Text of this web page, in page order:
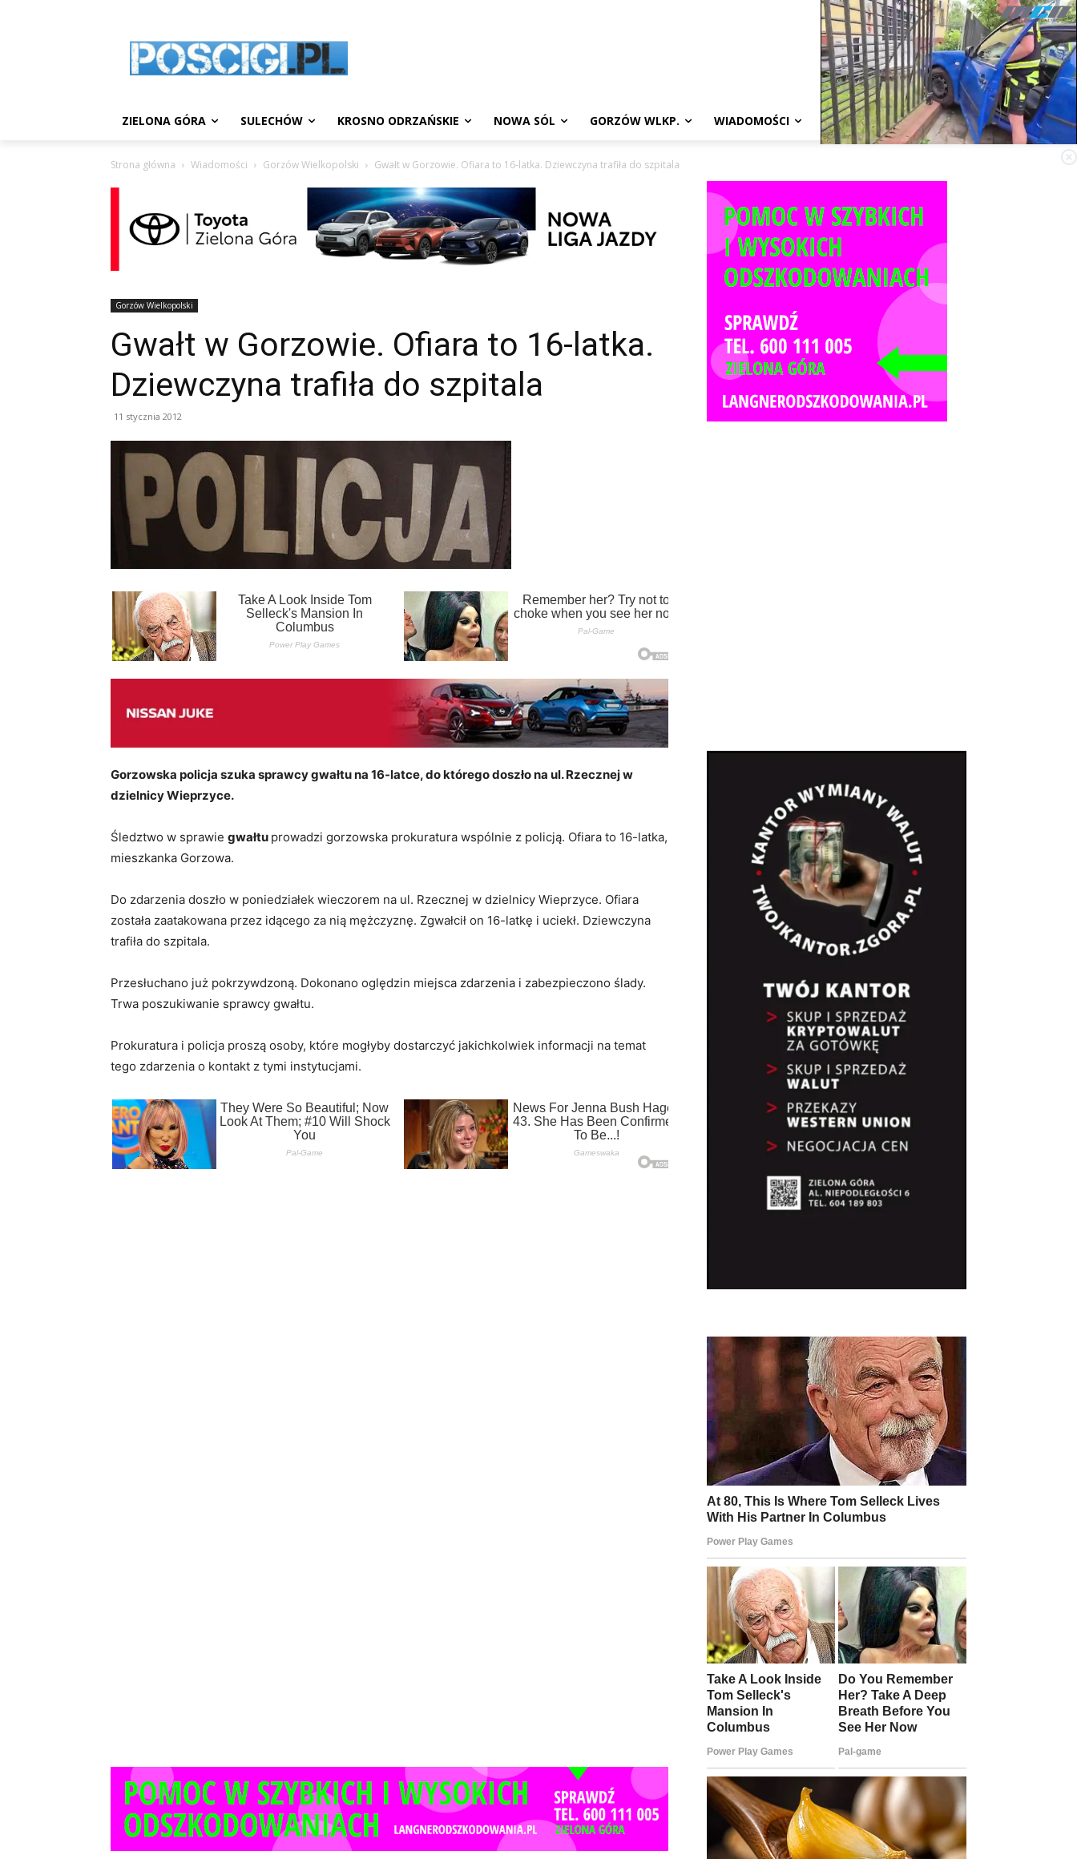
ZIELONA GÓRA SULECHÓW KROSNO ODRZAŃSKIE NOWA SÓL GORZÓW WLKP. WIADOMOŚCI
Strona główna Wiadomości Gorzów Wielkopolski Gwałt w Gorzowie. Ofiara to 16-latka. Dziewczyna trafiła do szpitala
Gorzów Wielkopolski
Gwałt w Gorzowie. Ofiara to 16-latka.
Dziewczyna trafiła do szpitala
11 stycznia 2012
Gorzowska policja szuka sprawcy gwałtu na 16-latce, do którego doszło na ul. Rzecznej w
dzielnicy Wieprzyce.
Śledztwo w sprawie gwałtu prowadzi gorzowska prokuratura wspólnie z policją. Ofiara to 16-latka,
mieszkanka Gorzowa.
Do zdarzenia doszło w poniedziałek wieczorem na ul. Rzecznej w dzielnicy Wieprzyce. Ofiara
została zaatakowana przez idącego za nią mężczyznę. Zgwałcił on 16-latkę i uciekł. Dziewczyna
trafiła do szpitala.
Przesłuchano już pokrzywdzoną. Dokonano oględzin miejsca zdarzenia i zabezpieczono ślady.
Trwa poszukiwanie sprawcy gwałtu.
Prokuratura i policja proszą osoby, które mogłyby dostarczyć jakichkolwiek informacji na temat
tego zdarzenia o kontakt z tymi instytucjami.